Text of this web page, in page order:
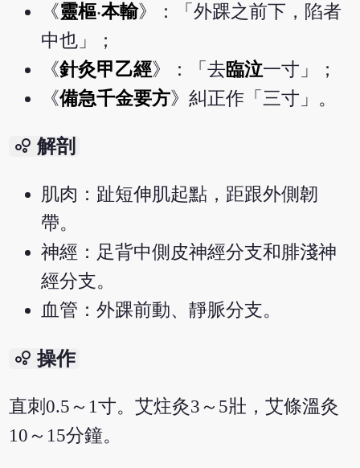
《靈樞‧本輸》：「外踝之前下，陷者
中也」；
《針灸甲乙經》：「去臨泣一寸」；
《備急千金要方》糾正作「三寸」。
bubble_chart 解剖
肌肉：趾短伸肌起點，距跟外側韌
帶。
神經：足背中側皮神經分支和腓淺神
經分支。
血管：外踝前動、靜脈分支。
bubble_chart 操作
直刺0.5～1寸。艾炷灸3～5壯，艾條溫灸
10～15分鐘。